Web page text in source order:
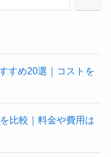
すめ20選｜コストを
比較｜料金や費用は